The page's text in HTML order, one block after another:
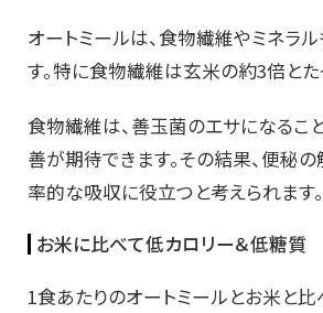
オートミールは、食物繊維やミネラ
す。特に食物繊維は玄米の約3倍とた
食物繊維は、善玉菌のエサになるこ
善が期待できます。その結果、便秘
率的な吸収に役立つと考えられます。
お米に比べて低カロリー＆低糖質
1食あたりのオートミールとお米と